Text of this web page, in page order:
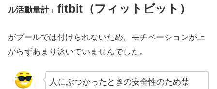
ル活動量計」 fitbit（フィットビット）
がプールでは付けられないため、モチベーションが上
がらずあまり泳いでいませんでした。
人にぶつかったときの安全性のため禁